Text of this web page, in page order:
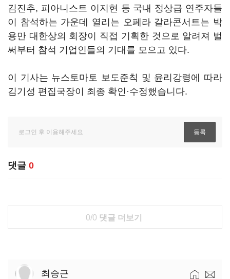
김진추, 피아니스트 이지현 등 국내 정상급 연주자들
이 참석하는 가운데 열리는 오페라 갈라콘서트는 박
용만 대한상의 회장이 직접 기획한 것으로 알려져 벌
써부터 참석 기업인들의 기대를 모으고 있다.
이 기사는 뉴스토마토 보도준칙 및 윤리강령에 따라
김기성 편집국장이 최종 확인·수정했습니다.
댓글 0
0/0 댓글 더보기
최승근